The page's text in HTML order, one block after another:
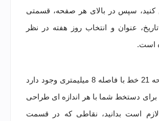
سپس در بالای هر صفحه، قسمتی
عنوان و انتخاب روز هفته در نظر
است.
در هر صفحه 21 خط با فاصله 8 میلیمتری وجود دارد
دستخط شما با هر اندازه ای طراحی
است بدانید، نقاطی که در قسمت